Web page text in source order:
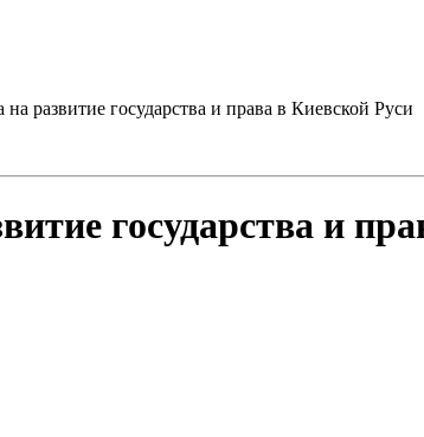
развитие государства и права в Киевской Руси
государства и